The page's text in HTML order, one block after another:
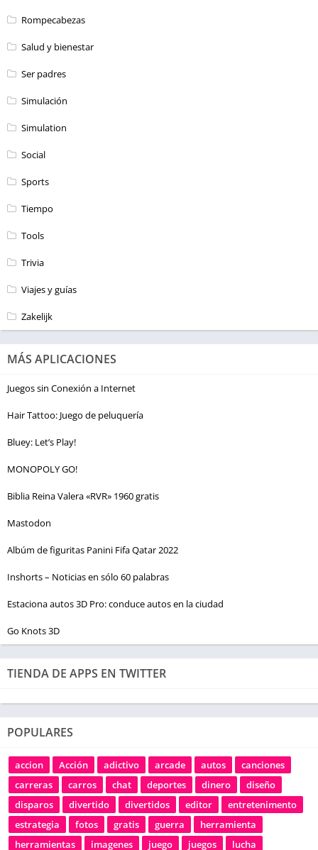
Rompecabezas
Salud y bienestar
Ser padres
Simulación
Simulation
Social
Sports
Tiempo
Tools
Trivia
Viajes y guías
Zakelijk
MÁS APLICACIONES
Juegos sin Conexión a Internet
Hair Tattoo: Juego de peluquería
Bluey: Let’s Play!
MONOPOLY GO!
Biblia Reina Valera «RVR» 1960 gratis
Mastodon
Albúm de figuritas Panini Fifa Qatar 2022
Inshorts – Noticias en sólo 60 palabras
Estaciona autos 3D Pro: conduce autos en la ciudad
Go Knots 3D
TIENDA DE APPS EN TWITTER
POPULARES
accion Acción adictivo arcade autos
canciones
carreras
carros chat deportes dinero
diseño
disparos
divertido divertidos editor
entretenimento
estrategia
fotos gratis guerra
herramienta
herramientas
imagenes juego juegos lucha